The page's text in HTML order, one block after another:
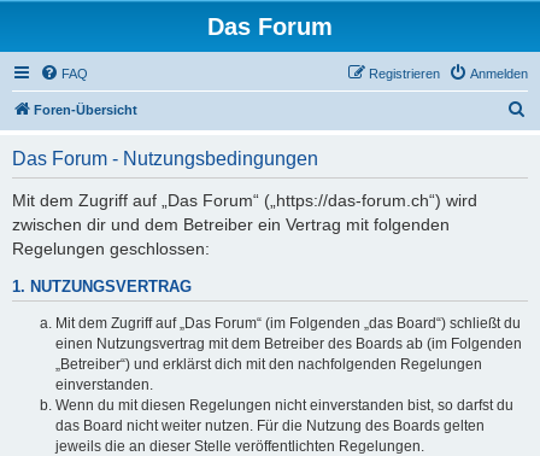
Das Forum
FAQ Anmelden
Registrieren
Foren-Übersicht
Das Forum - Nutzungsbedingungen
Mit dem Zugriff auf „Das Forum“ („https://das-forum.ch“) wird
zwischen dir und dem Betreiber ein Vertrag mit folgenden
Regelungen geschlossen:
1. NUTZUNGSVERTRAG
Mit dem Zugriff auf „Das Forum“ (im Folgenden „das Board“) schließt du
einen Nutzungsvertrag mit dem Betreiber des Boards ab (im Folgenden
„Betreiber“) und erklärst dich mit den nachfolgenden Regelungen
einverstanden.
Wenn du mit diesen Regelungen nicht einverstanden bist, so darfst du
das Board nicht weiter nutzen. Für die Nutzung des Boards gelten
jeweils die an dieser Stelle veröffentlichten Regelungen.